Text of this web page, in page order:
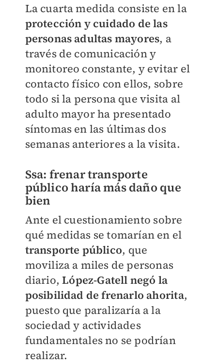
La cuarta medida consiste en la
protección y cuidado de las
personas adultas mayores, a
través de comunicación y
monitoreo constante, y evitar el
contacto físico con ellos, sobre
todo si la persona que visita al
adulto mayor ha presentado
síntomas en las últimas dos
semanas anteriores a la visita.
Ssa: frenar transporte
público haría más daño que
bien
Ante el cuestionamiento sobre
qué medidas se tomarían en el
transporte público, que
moviliza a miles de personas
diario, López-Gatell negó la
posibilidad de frenarlo ahorita,
puesto que paralizaría a la
sociedad y actividades
fundamentales no se podrían
realizar.